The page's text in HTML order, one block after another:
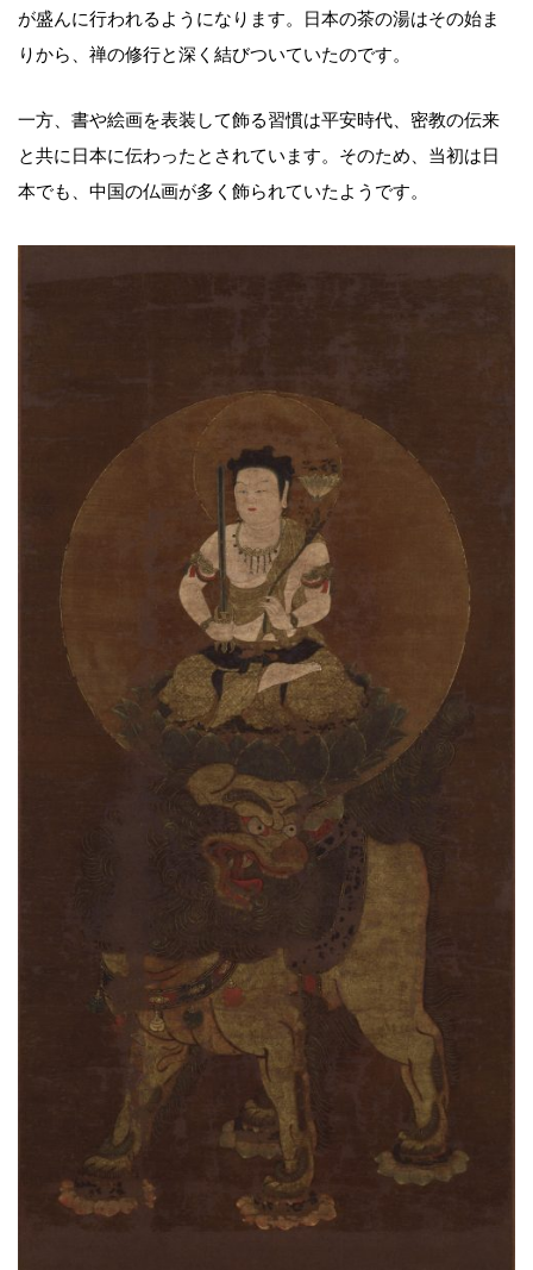
が盛んに行われるようになります。日本の茶の湯はその始ま
りから、禅の修行と深く結びついていたのです。
一方、書や絵画を表装して飾る習慣は平安時代、密教の伝来
と共に日本に伝わったとされています。そのため、当初は日
本でも、中国の仏画が多く飾られていたようです。